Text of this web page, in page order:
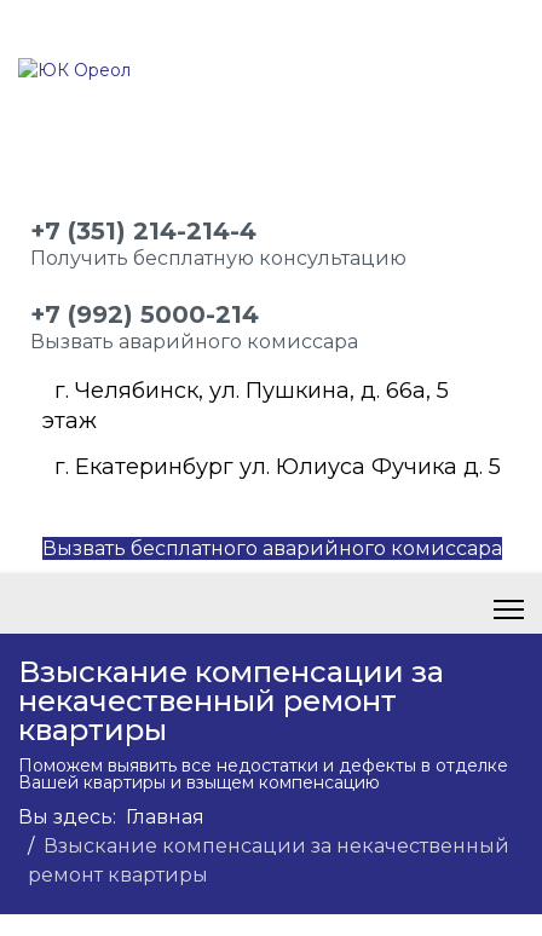
+7 (351) 214-214-4
Получить бесплатную консультацию
+7 (992) 5000-214
Вызвать аварийного комиссара
г. Челябинск, ул. Пушкина, д. 66а, 5
этаж
г. Екатеринбург ул. Юлиуса Фучика д. 5
Вызвать бесплатного аварийного комиссара
Взыскание компенсации за
некачественный ремонт
квартиры
Поможем выявить все недостатки и дефекты в отделке
Вашей квартиры и взыщем компенсацию
Вы здесь: Главная
Взыскание компенсации за некачественный
ремонт квартиры